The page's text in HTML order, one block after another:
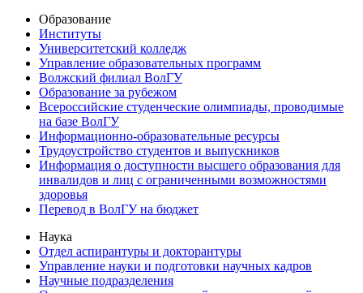
Образование
Институты
Университетский колледж
Управление образовательных программ
Волжский филиал ВолГУ
Образование за рубежом
Всероссийские студенческие олимпиады, проводимые
на базе ВолГУ
Информационно-образовательные ресурсы
Трудоустройство студентов и выпускников
Информация о доступности высшего образования для
инвалидов и лиц с ограниченными возможностями
здоровья
Перевод в ВолГУ на бюджет
Наука
Отдел аспирантуры и докторантуры
Управление науки и подготовки научных кадров
Научные подразделения